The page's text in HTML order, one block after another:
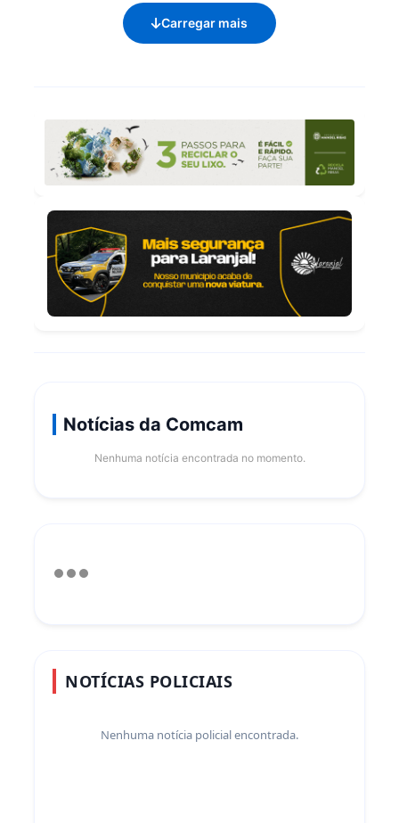
Carregar mais
Notícias da Comcam
Nenhuma notícia encontrada no momento.
NOTÍCIAS POLICIAIS
Nenhuma notícia policial encontrada.